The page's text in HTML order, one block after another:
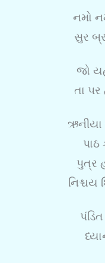
નમો
સુર
જો
તા
ઋનીયા
પાઠ
પુત્ર
નિશ્ચય